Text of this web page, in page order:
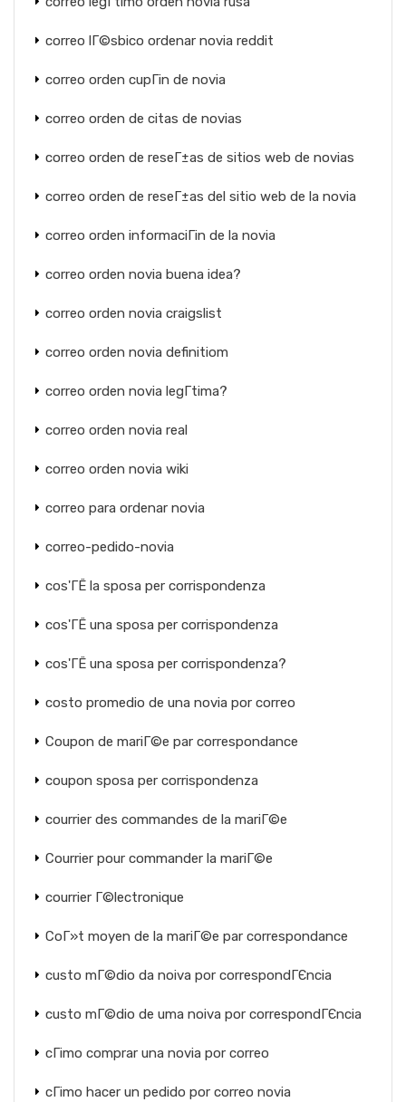
correo lГ©sbico ordenar novia reddit
correo orden cupГіn de novia
correo orden de citas de novias
correo orden de reseГ±as de sitios web de novias
correo orden de reseГ±as del sitio web de la novia
correo orden informaciГіn de la novia
correo orden novia buena idea?
correo orden novia craigslist
correo orden novia definitiom
correo orden novia legГ­tima?
correo orden novia real
correo orden novia wiki
correo para ordenar novia
correo-pedido-novia
cos'ГЁ la sposa per corrispondenza
cos'ГЁ una sposa per corrispondenza
cos'ГЁ una sposa per corrispondenza?
costo promedio de una novia por correo
Coupon de mariГ©e par correspondance
coupon sposa per corrispondenza
courrier des commandes de la mariГ©e
Courrier pour commander la mariГ©e
courrier Г©lectronique
CoГ»t moyen de la mariГ©e par correspondance
custo mГ©dio da noiva por correspondГЄncia
custo mГ©dio de uma noiva por correspondГЄncia
cГіmo comprar una novia por correo
cГіmo hacer un pedido por correo novia